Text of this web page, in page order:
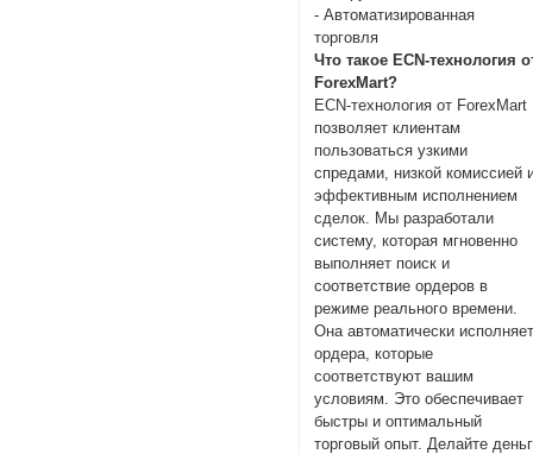
- Автоматизированная
торговля
Что такое ECN-технология
ForexMart?
ECN-технология от ForexMart
позволяет клиентам
пользоваться узкими
спредами, низкой комиссией
эффективным исполнением
сделок. Мы разработали
систему, которая мгновенно
выполняет поиск и
соответствие ордеров в
режиме реального времени.
Она автоматически
ордера, которые
соответствуют вашим
условиям. Это обеспечивает
быстры и оптимальный
торговый опыт. Делайте